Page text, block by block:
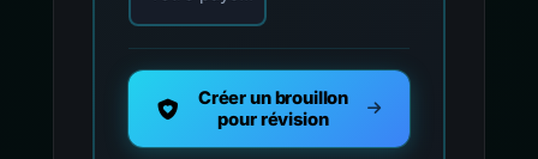
Créer un brouillon
pour révision